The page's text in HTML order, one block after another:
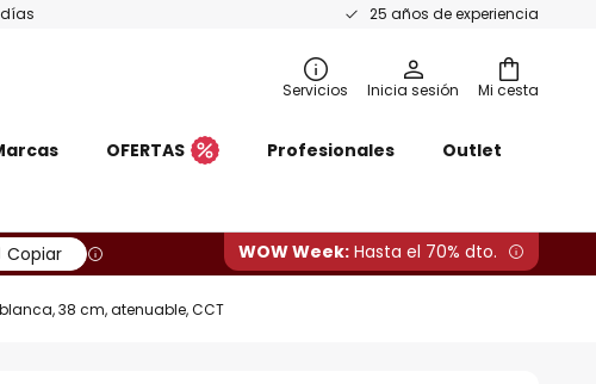
25 años de experiencia
Mi cesta
Servicios Inicia sesión
OFERTAS Profesionales Outlet
Copiar WOW Week: Hasta el 70% dto.
38 cm, atenuable, CCT